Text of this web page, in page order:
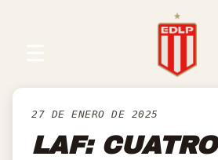
27 DE ENERO DE 2025
LAF: CUATRO